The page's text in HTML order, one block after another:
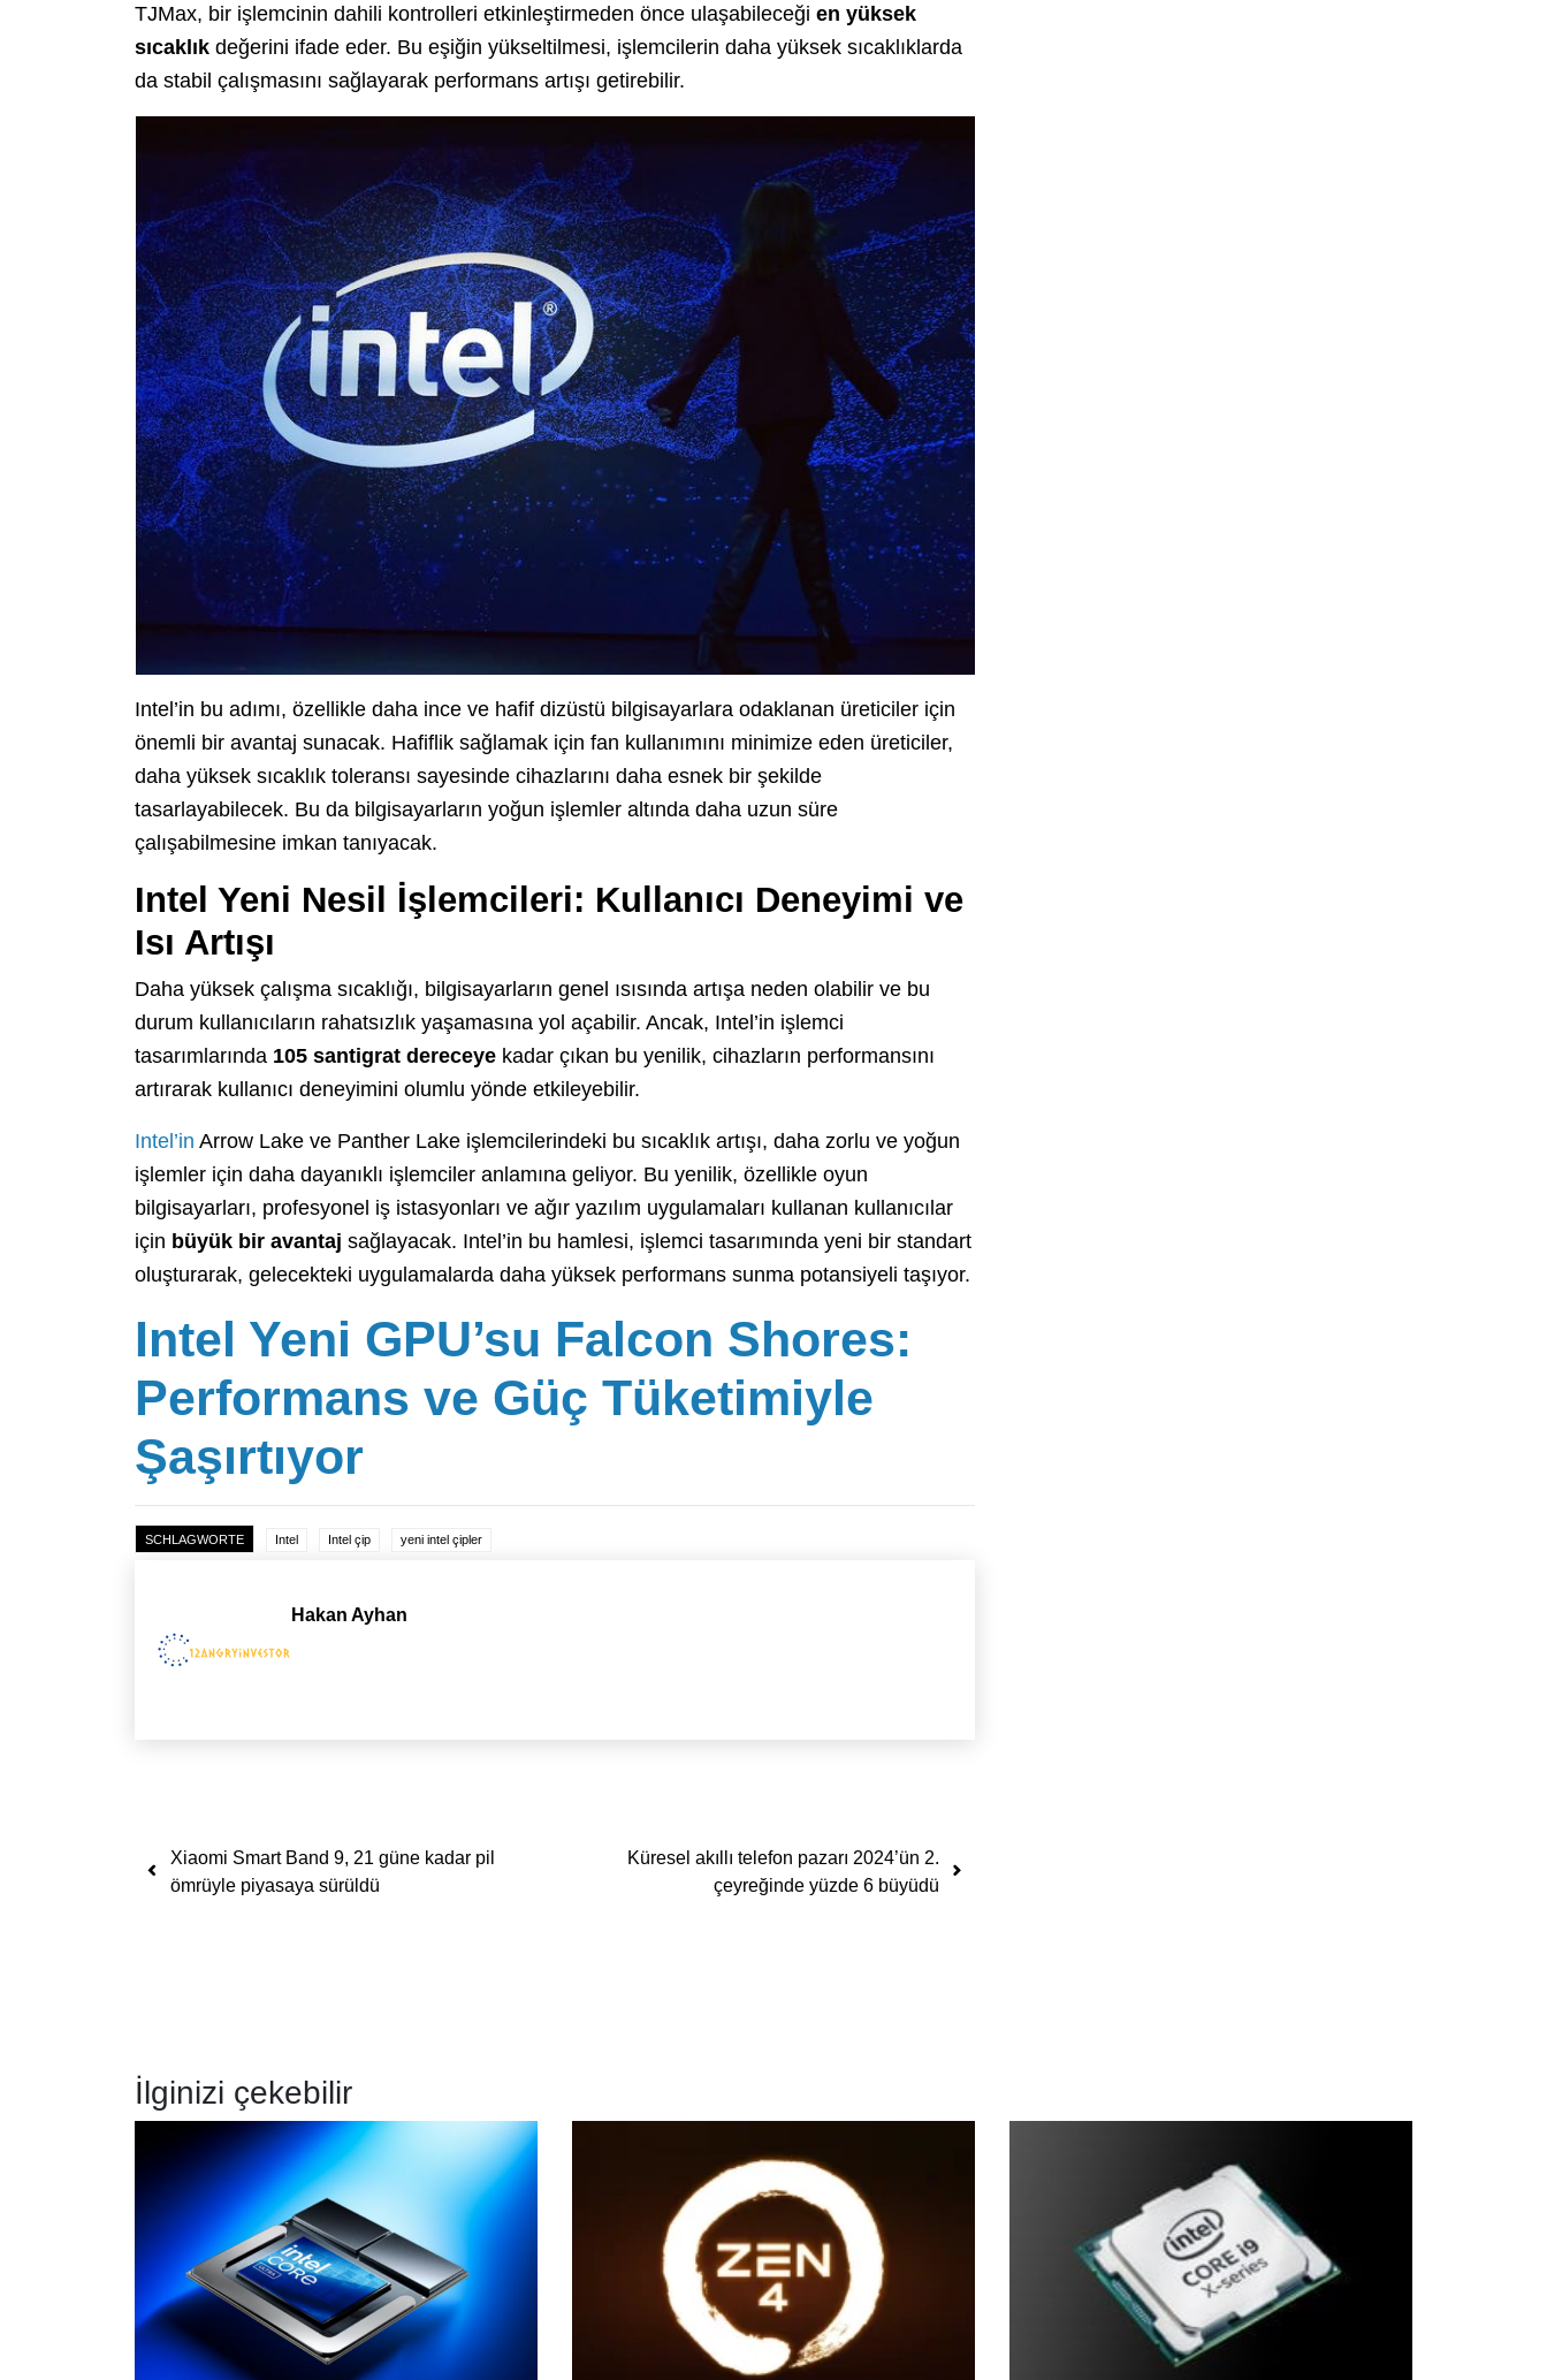
TJMax, bir işlemcinin dahili kontrolleri etkinleştirmeden önce ulaşabileceği en yüksek
sıcaklık değerini ifade eder. Bu eşiğin yükseltilmesi, işlemcilerin daha yüksek sıcaklıklarda
da stabil çalışmasını sağlayarak performans artışı getirebilir.
Intel’in bu adımı, özellikle daha ince ve hafif dizüstü bilgisayarlara odaklanan üreticiler için
önemli bir avantaj sunacak. Hafiflik sağlamak için fan kullanımını minimize eden üreticiler,
daha yüksek sıcaklık toleransı sayesinde cihazlarını daha esnek bir şekilde
tasarlayabilecek. Bu da bilgisayarların yoğun işlemler altında daha uzun süre
çalışabilmesine imkan tanıyacak.
Intel Yeni Nesil İşlemcileri: Kullanıcı Deneyimi ve
Isı Artışı
Daha yüksek çalışma sıcaklığı, bilgisayarların genel ısısında artışa neden olabilir ve bu
durum kullanıcıların rahatsızlık yaşamasına yol açabilir. Ancak, Intel’in işlemci
tasarımlarında 105 santigrat dereceye kadar çıkan bu yenilik, cihazların performansını
artırarak kullanıcı deneyimini olumlu yönde etkileyebilir.
Intel’in Arrow Lake ve Panther Lake işlemcilerindeki bu sıcaklık artışı, daha zorlu ve yoğun
işlemler için daha dayanıklı işlemciler anlamına geliyor. Bu yenilik, özellikle oyun
bilgisayarları, profesyonel iş istasyonları ve ağır yazılım uygulamaları kullanan kullanıcılar
için büyük bir avantaj sağlayacak. Intel’in bu hamlesi, işlemci tasarımında yeni bir standart
oluşturarak, gelecekteki uygulamalarda daha yüksek performans sunma potansiyeli taşıyor.
Intel Yeni GPU’su Falcon Shores:
Performans ve Güç Tüketimiyle
Şaşırtıyor
SCHLAGWORTE Intel Intel çip yeni intel çipler
Hakan Ayhan
Yazı dolaşımı
Xiaomi Smart Band 9, 21 güne kadar pil
ömrüyle piyasaya sürüldü
Küresel akıllı telefon pazarı 2024’ün 2.
çeyreğinde yüzde 6 büyüdü
İlginizi çekebilir